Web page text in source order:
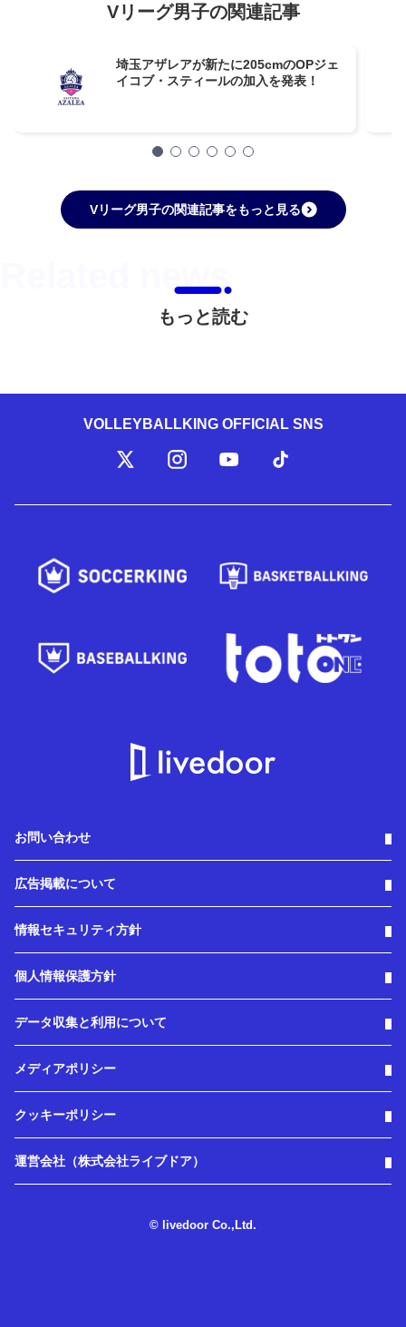
Vリーグ男子の関連記事
埼玉アザレアが新たに205cmのOPジェ
イコブ・スティールの加入を発表！
Vリーグ男子の関連記事をもっと見る
もっと読む
VOLLEYBALLKING OFFICIAL SNS
お問い合わせ
広告掲載について
情報セキュリティ方針
個人情報保護方針
データ収集と利用について
メディアポリシー
クッキーポリシー
運営会社（株式会社ライブドア）
© livedoor Co.,Ltd.